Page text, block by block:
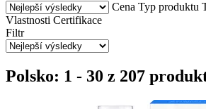
Cena Typ produktu
Vlastnosti Certifikace
Filtr
Polsko: 1 - 30 z 207